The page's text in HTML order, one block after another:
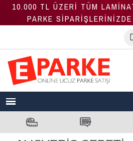
10.000 TL ÜZERİ TÜM
PARKE